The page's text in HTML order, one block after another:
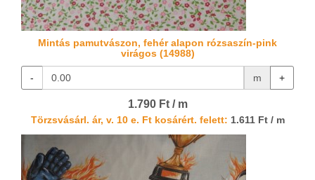
Mintás pamutvászon, fehér alapon rózsaszín-pink
virágos (14988)
- m +
1.790 Ft / m
Törzsvásárl. ár, v. 10 e. Ft kosárért. felett: 1.611 Ft / m